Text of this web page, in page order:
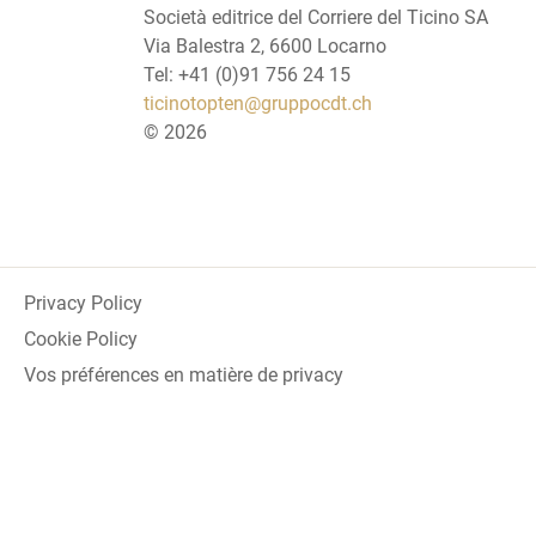
Società editrice del Corriere del Ticino SA
Via Balestra 2, 6600 Locarno
Tel: +41 (0)91 756 24 15
ticinotopten@gruppocdt.ch
© 2026
Privacy Policy
Cookie Policy
Vos préférences en matière de privacy